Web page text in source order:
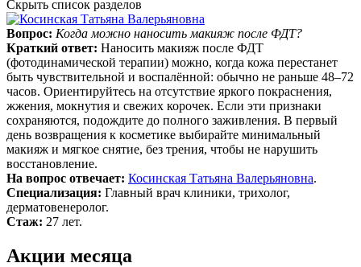
Скрыть список разделов
Вопрос: Когда можно наносить макияж после ФДТ?
Краткий ответ: Наносить макияж после ФДТ
(фотодинамической терапии) можно, когда кожа перестанет
быть чувствительной и воспалённой: обычно не раньше 48–72
часов. Ориентируйтесь на отсутствие яркого покраснения,
жжения, мокнутия и свежих корочек. Если эти признаки
сохраняются, подождите до полного заживления. В первый
день возвращения к косметике выбирайте минимальный
макияж и мягкое снятие, без трения, чтобы не нарушить
восстановление.
На вопрос отвечает: Косинская Татьяна Валерьяновна.
Специализация: Главный врач клиники, трихолог,
дерматовенеролог.
Стаж: 27 лет.
Акции месяца